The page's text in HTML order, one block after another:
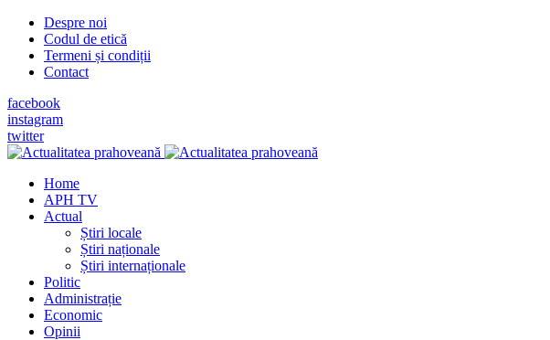
Despre noi
Codul de etică
Termeni și condiții
Contact
facebook
instagram
twitter
Home
APH TV
Actual
Știri locale
Știri naționale
Știri internaționale
Politic
Administrație
Economic
Opinii